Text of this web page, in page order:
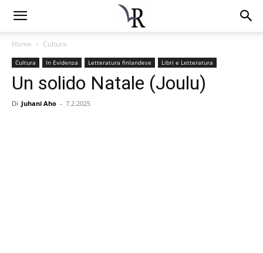
Home Cultura
Cultura In Evidenza Letteratura finlandese Libri e Letteratura
Un solido Natale (Joulu)
Di Juhani Aho - 7.2.2025